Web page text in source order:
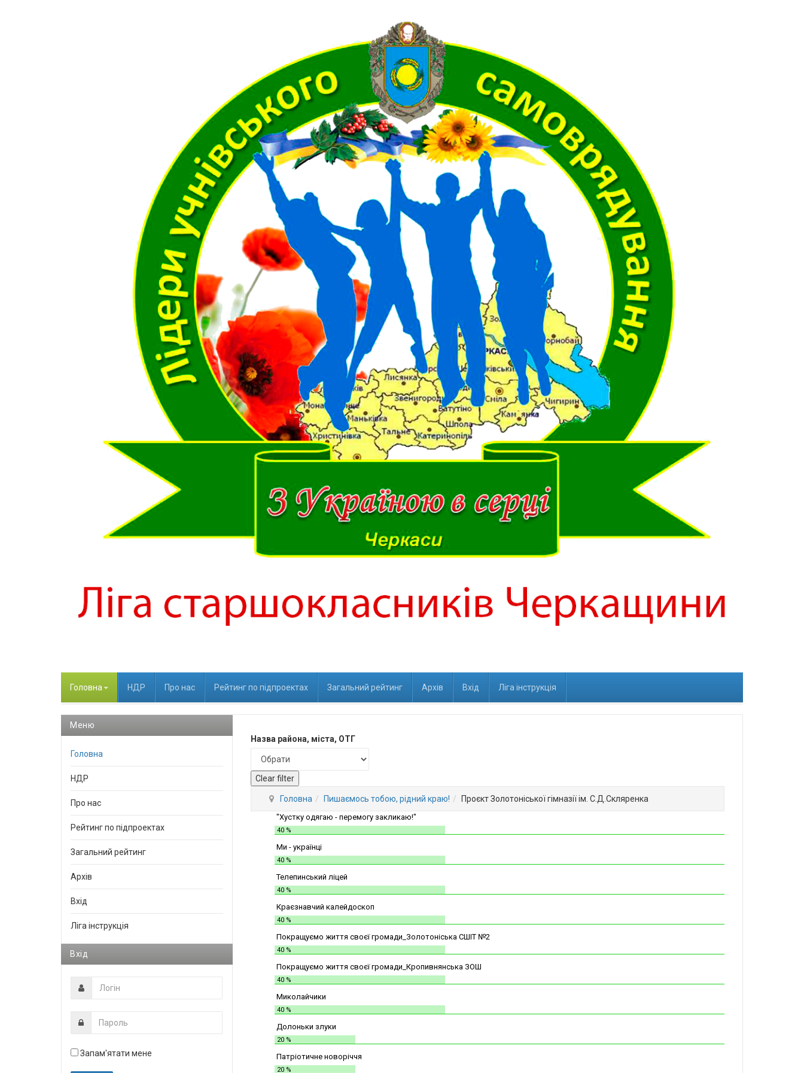
Головна НДР Про нас Рейтинг по підпроектах Загальний рейтинг Архів Вхід Ліга інструкція
Назва района, міста, ОТГ
Clear filter
Головна Пишаємось тобою, рідний краю! Проєкт Золотоніської гімназії ім. С.Д.Скляренка
"Хустку одягаю - перемогу закликаю!"
40 %
Ми - українці
40 %
Телепинський ліцей
40 %
Краєзнавчий калейдоскоп
40 %
Покращуємо життя своєї громади_Золотоніська СШІТ №2
40 %
Покращуємо життя своєї громади_Кропивнянська ЗОШ
40 %
Миколайчики
40 %
Долоньки злуки
20 %
Патріотичне новоріччя
20 %
Меню
Головна
НДР
Про нас
Рейтинг по підпроектах
Загальний рейтинг
Архів
Вхід
Ліга інструкція
Вхід
Запам'ятати мене